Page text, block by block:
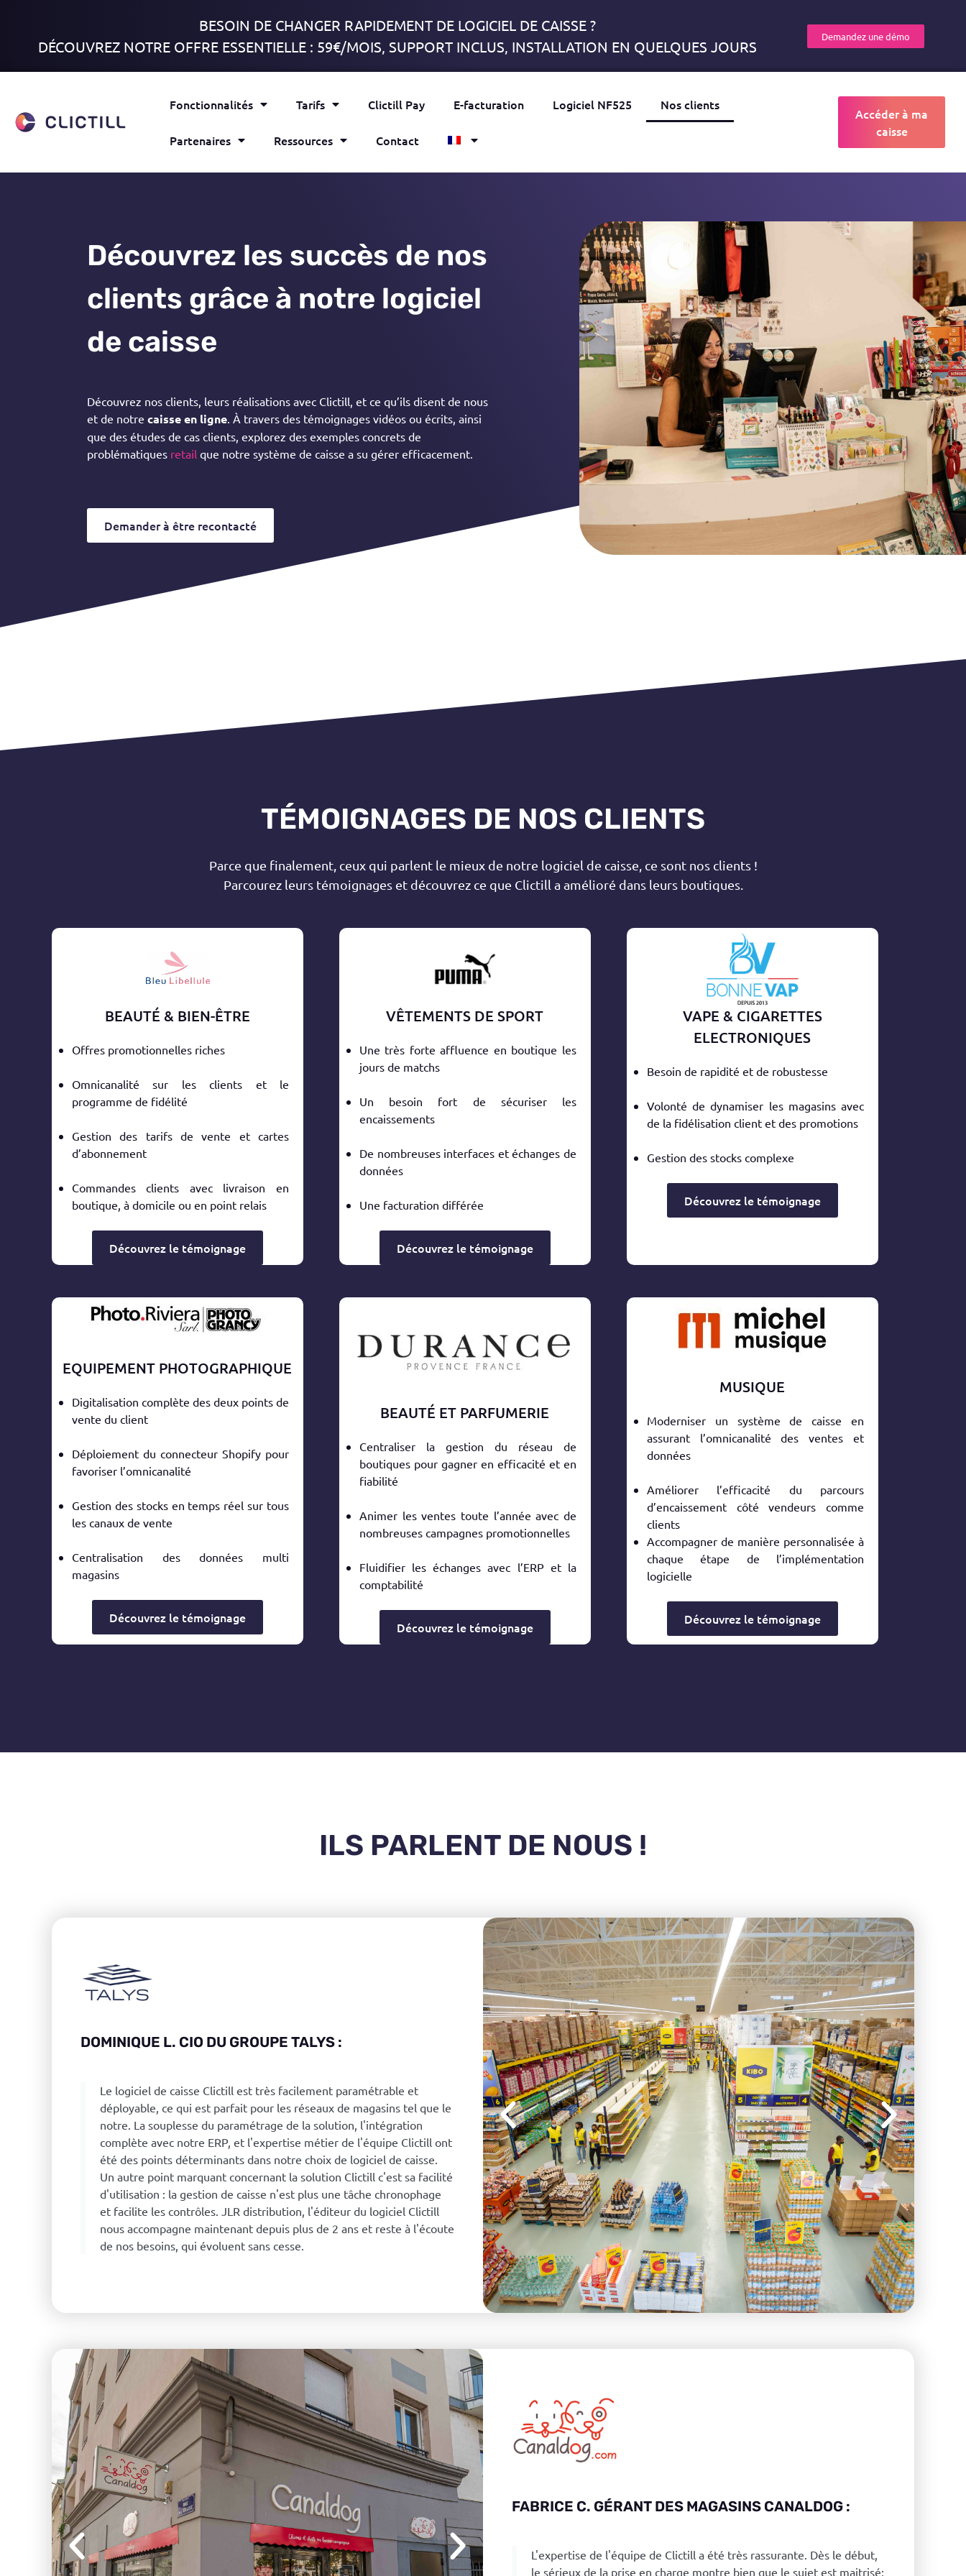
BESOIN DE CHANGER RAPIDEMENT DE LOGICIEL DE CAISSE ?
DÉCOUVREZ NOTRE OFFRE ESSENTIELLE : 59€/MOIS, SUPPORT INCLUS, INSTALLATION EN QUELQUES JOURS
Demandez une démo
Fonctionnalités Tarifs Clictill Pay E-facturation Logiciel NF525 Nos clients
Partenaires Ressources Contact
Accéder à ma
caisse
Découvrez les succès de nos
clients grâce à notre logiciel
de caisse
Découvrez nos clients, leurs réalisations avec Clictill, et ce qu’ils disent de nous
et de notre caisse en ligne. À travers des témoignages vidéos ou écrits, ainsi
que des études de cas clients, explorez des exemples concrets de
problématiques retail que notre système de caisse a su gérer efficacement.
Demander à être recontacté
TÉMOIGNAGES DE NOS CLIENTS
Parce que finalement, ceux qui parlent le mieux de notre logiciel de caisse, ce sont nos clients !
Parcourez leurs témoignages et découvrez ce que Clictill a amélioré dans leurs boutiques.
BEAUTÉ & BIEN-ÊTRE
Offres promotionnelles riches
Omnicanalité sur les clients et le
programme de fidélité
Gestion des tarifs de vente et cartes
d’abonnement
Commandes clients avec livraison en
boutique, à domicile ou en point relais
Découvrez le témoignage
VÊTEMENTS DE SPORT
Une très forte affluence en boutique les
jours de matchs
Un besoin fort de sécuriser les
encaissements
De nombreuses interfaces et échanges de
données
Une facturation différée
Découvrez le témoignage
VAPE & CIGARETTES
ELECTRONIQUES
Besoin de rapidité et de robustesse
Volonté de dynamiser les magasins avec
de la fidélisation client et des promotions
Gestion des stocks complexe
Découvrez le témoignage
EQUIPEMENT PHOTOGRAPHIQUE
Digitalisation complète des deux points de
vente du client
Déploiement du connecteur Shopify pour
favoriser l’omnicanalité
Gestion des stocks en temps réel sur tous
les canaux de vente
Centralisation des données multi
magasins
Découvrez le témoignage
BEAUTÉ ET PARFUMERIE
Centraliser la gestion du réseau de
boutiques pour gagner en efficacité et en
fiabilité
Animer les ventes toute l’année avec de
nombreuses campagnes promotionnelles
Fluidifier les échanges avec l’ERP et la
comptabilité
Découvrez le témoignage
MUSIQUE
Moderniser un système de caisse en
assurant l’omnicanalité des ventes et
données
Améliorer l’efficacité du parcours
d’encaissement côté vendeurs comme
clients
Accompagner de manière personnalisée à
chaque étape de l’implémentation
logicielle
Découvrez le témoignage
ILS PARLENT DE NOUS !
DOMINIQUE L. CIO DU GROUPE TALYS :
Le logiciel de caisse Clictill est très facilement paramétrable et
déployable, ce qui est parfait pour les réseaux de magasins tel que le
notre. La souplesse du paramétrage de la solution, l'intégration
complète avec notre ERP, et l'expertise métier de l'équipe Clictill ont
été des points déterminants dans notre choix de logiciel de caisse.
Un autre point marquant concernant la solution Clictill c'est sa facilité
d'utilisation : la gestion de caisse n'est plus une tâche chronophage
et facilite les contrôles. JLR distribution, l'éditeur du logiciel Clictill
nous accompagne maintenant depuis plus de 2 ans et reste à l'écoute
de nos besoins, qui évoluent sans cesse.
FABRICE C. GÉRANT DES MAGASINS CANALDOG :
L'expertise de l'équipe de Clictill a été très rassurante. Dès le début,
le sérieux de la prise en charge montre bien que le sujet est maitrisé: